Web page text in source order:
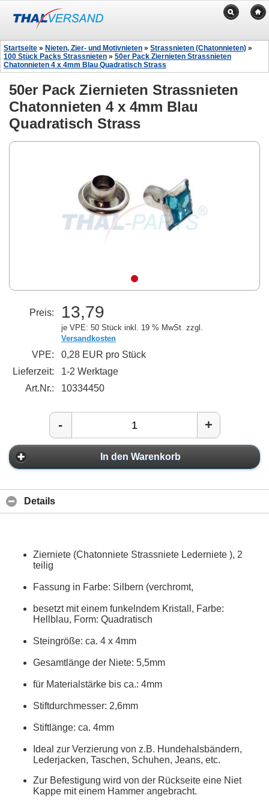
Startseite » Nieten, Zier- und Motivnieten » Strassnieten (Chatonnieten) »
100 Stück Packs Strassnieten » 50er Pack Ziernieten Strassnieten
Chatonnieten 4 x 4mm Blau Quadratisch Strass
50er Pack Ziernieten Strassnieten
Chatonnieten 4 x 4mm Blau
Quadratisch Strass
Preis: 13,79
je VPE: 50 Stück inkl. 19 % MwSt. zzgl.
Versandkosten
VPE:
0,28 EUR pro Stück
Lieferzeit:
1-2 Werktage
Art.Nr.:
10334450
- +
In den Warenkorb
Details
Zierniete (Chatonniete Strassniete Lederniete ), 2
teilig
Fassung in Farbe: Silbern (verchromt,
besetzt mit einem funkelndem Kristall, Farbe:
Hellblau, Form: Quadratisch
Steingröße: ca. 4 x 4mm
Gesamtlänge der Niete: 5,5mm
für Materialstärke bis ca.: 4mm
Stiftdurchmesser: 2,6mm
Stiftlänge: ca. 4mm
Ideal zur Verzierung von z.B. Hundehalsbändern,
Lederjacken, Taschen, Schuhen, Jeans, etc.
Zur Befestigung wird von der Rückseite eine Niet
Kappe mit einem Hammer angebracht.